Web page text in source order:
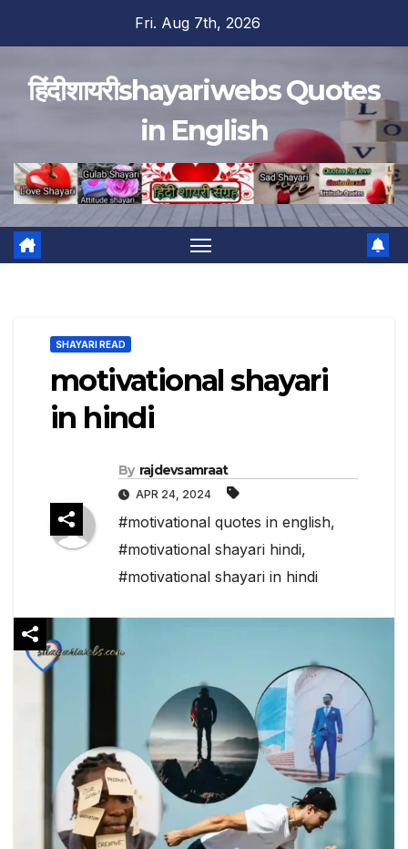
Fri. Aug 7th, 2026
हिंदीशायरीshayariwebs Quotes
in English
SHAYARI READ
motivational shayari
in hindi
By rajdevsamraat
APR 24, 2024
#motivational quotes in english,
#motivational shayari hindi,
#motivational shayari in hindi